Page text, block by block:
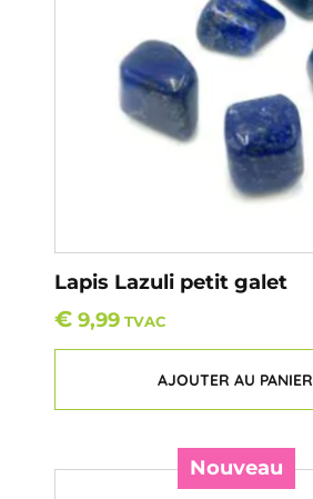
Lapis Lazuli petit galet
€9,99TVAC
AJOUTER AU PANIER
Nouveau